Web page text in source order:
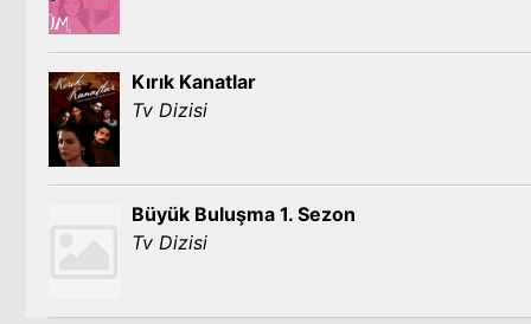
Kırık Kanatlar
Tv Dizisi
Büyük Buluşma 1. Sezon
Tv Dizisi